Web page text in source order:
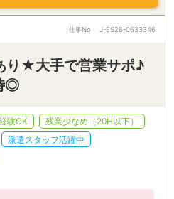
仕事No J-ES26-0633346
り★大手で営業サポ♪
◎
験OK
残業少なめ（20H以下）
派遣スタッフ活躍中